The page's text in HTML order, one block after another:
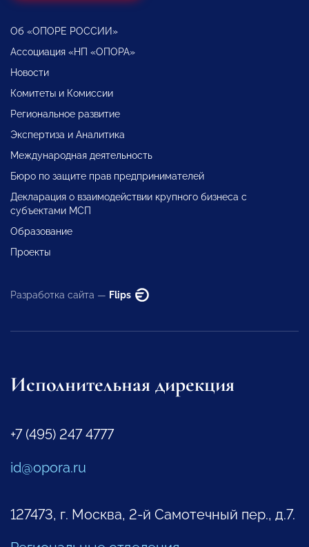
Об «ОПОРЕ РОССИИ»
Ассоциация «НП «ОПОРА»
Новости
Комитеты и Комиссии
Региональное развитие
Экспертиза и Аналитика
Международная деятельность
Бюро по защите прав предпринимателей
Декларация о взаимодействии крупного бизнеса с
субъектами МСП
Образование
Проекты
Разработка сайта — Flips
Исполнительная дирекция
+7 (495) 247 4777
id@opora.ru
127473, г. Москва, 2-й Самотечный пер., д.7.